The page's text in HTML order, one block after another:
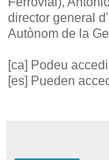
director general
Autònom de la
[ca] Podeu
[es] Pueden